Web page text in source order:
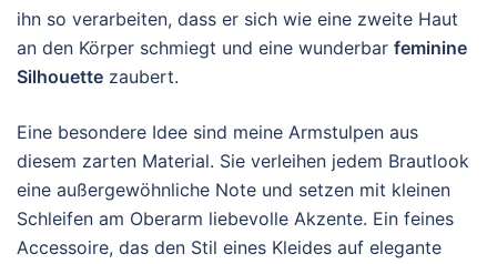
ihn so verarbeiten, dass er sich wie eine zweite Haut
an den Körper schmiegt und eine wunderbar feminine
Silhouette zaubert.
Eine besondere Idee sind meine Armstulpen aus
diesem zarten Material. Sie verleihen jedem Brautlook
eine außergewöhnliche Note und setzen mit kleinen
Schleifen am Oberarm liebevolle Akzente. Ein feines
Accessoire, das den Stil eines Kleides auf elegante